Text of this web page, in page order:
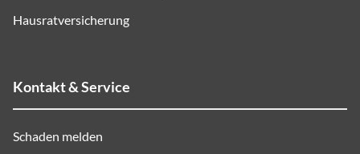
Hausratversicherung
Kontakt & Service
Schaden melden